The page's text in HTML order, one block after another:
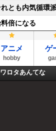
とも内気循環
倍になる
アニメ
hobby
ゲ
ワロタあんてな